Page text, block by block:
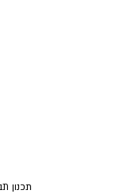
תכנון